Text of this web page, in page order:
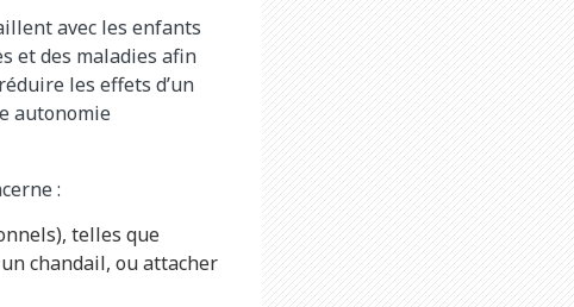
avec les enfants
et des maladies afin
les effets d’un
autonomie
:
telles que
chandail, ou attacher